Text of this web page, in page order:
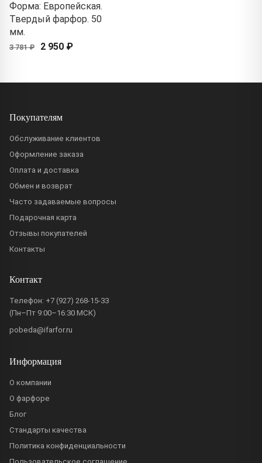
Форма: Европейская.
Твердый фарфор. 50
мм.
3 781 ₽ 2 950 ₽
Покупателям
Обслуживание клиентов
Оформление заказа
Оплата и доставка
Обмен и возврат
Часто задаваемые вопросы
Подарочная карта
Отзывы покупателей
Контакты
Контакт
Телефон: +7 (927) 268-15-33
(Пн–Пт 9:00–16:30 МСК)
pobeda@ifarfor.ru
Информация
О компании
О фарфоре
Блог
Стандарты качества
Политика конфиденциальности